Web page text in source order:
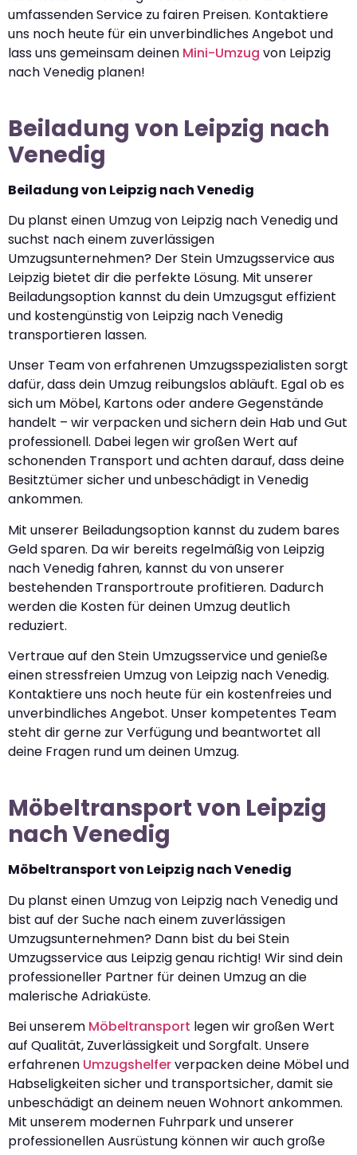
umfassenden Service zu fairen Preisen. Kontaktiere
uns noch heute für ein unverbindliches Angebot und
lass uns gemeinsam deinen Mini-Umzug von Leipzig
nach Venedig planen!
Beiladung von Leipzig nach
Venedig
Beiladung von Leipzig nach Venedig
Du planst einen Umzug von Leipzig nach Venedig und
suchst nach einem zuverlässigen
Umzugsunternehmen? Der Stein Umzugsservice aus
Leipzig bietet dir die perfekte Lösung. Mit unserer
Beiladungsoption kannst du dein Umzugsgut effizient
und kostengünstig von Leipzig nach Venedig
transportieren lassen.
Unser Team von erfahrenen Umzugsspezialisten sorgt
dafür, dass dein Umzug reibungslos abläuft. Egal ob es
sich um Möbel, Kartons oder andere Gegenstände
handelt – wir verpacken und sichern dein Hab und Gut
professionell. Dabei legen wir großen Wert auf
schonenden Transport und achten darauf, dass deine
Besitztümer sicher und unbeschädigt in Venedig
ankommen.
Mit unserer Beiladungsoption kannst du zudem bares
Geld sparen. Da wir bereits regelmäßig von Leipzig
nach Venedig fahren, kannst du von unserer
bestehenden Transportroute profitieren. Dadurch
werden die Kosten für deinen Umzug deutlich
reduziert.
Vertraue auf den Stein Umzugsservice und genieße
einen stressfreien Umzug von Leipzig nach Venedig.
Kontaktiere uns noch heute für ein kostenfreies und
unverbindliches Angebot. Unser kompetentes Team
steht dir gerne zur Verfügung und beantwortet all
deine Fragen rund um deinen Umzug.
Möbeltransport von Leipzig
nach Venedig
Möbeltransport von Leipzig nach Venedig
Du planst einen Umzug von Leipzig nach Venedig und
bist auf der Suche nach einem zuverlässigen
Umzugsunternehmen? Dann bist du bei Stein
Umzugsservice aus Leipzig genau richtig! Wir sind dein
professioneller Partner für deinen Umzug an die
malerische Adriaküste.
Bei unserem Möbeltransport legen wir großen Wert
auf Qualität, Zuverlässigkeit und Sorgfalt. Unsere
erfahrenen Umzugshelferverpacken deine Möbel und
Habseligkeiten sicher und transportsicher, damit sie
unbeschädigt an deinem neuen Wohnort ankommen.
Mit unserem modernen Fuhrpark und unserer
professionellen Ausrüstung können wir auch große